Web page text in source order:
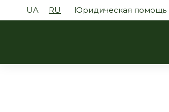
UA RU Юридическая помощь